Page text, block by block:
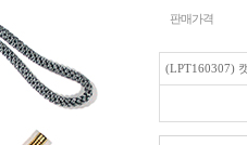
판매가격
(LPT160307)